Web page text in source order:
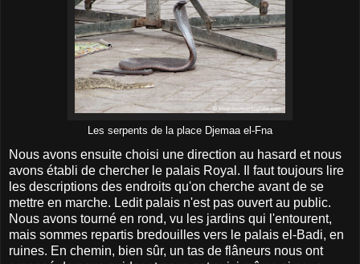
Les serpents de la place Djemaa el-Fna
Nous avons ensuite choisi une direction au hasard et nous
avons établi de chercher le palais Royal. Il faut toujours lire
les descriptions des endroits qu'on cherche avant de se
mettre en marche. Ledit palais n'est pas ouvert au public.
Nous avons tourné en rond, vu les jardins qui l'entourent,
mais sommes repartis bredouilles vers le palais el-Badi, en
ruines. En chemin, bien sûr, un tas de flâneurs nous ont